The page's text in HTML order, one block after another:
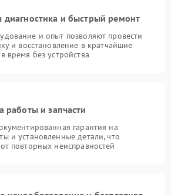
диагностика и быстрый ремонт
и опыт позволяют провести
и восстановление в кратчайшие
время без устройства
работы и запчасти
гарантия на
и установленные детали, что
повторных неисправностей